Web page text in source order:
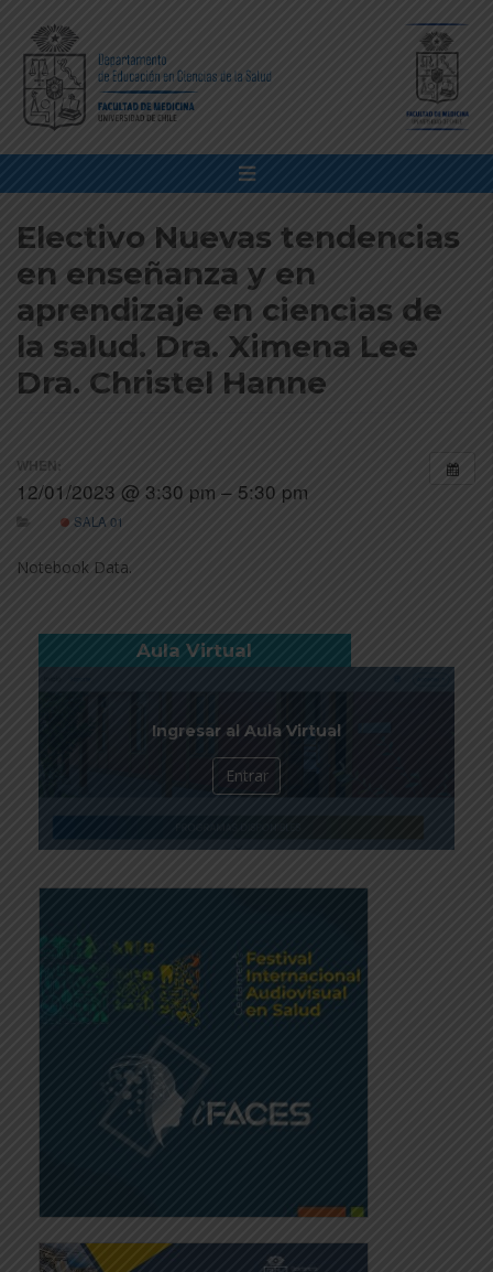
Electivo Nuevas tendencias
en enseñanza y en
aprendizaje en ciencias de
la salud. Dra. Ximena Lee
Dra. Christel Hanne
WHEN:
12/01/2023 @ 3:30 pm – 5:30 pm
SALA 01
Notebook Data.
Aula Virtual
Ingresar al Aula Virtual
Entrar